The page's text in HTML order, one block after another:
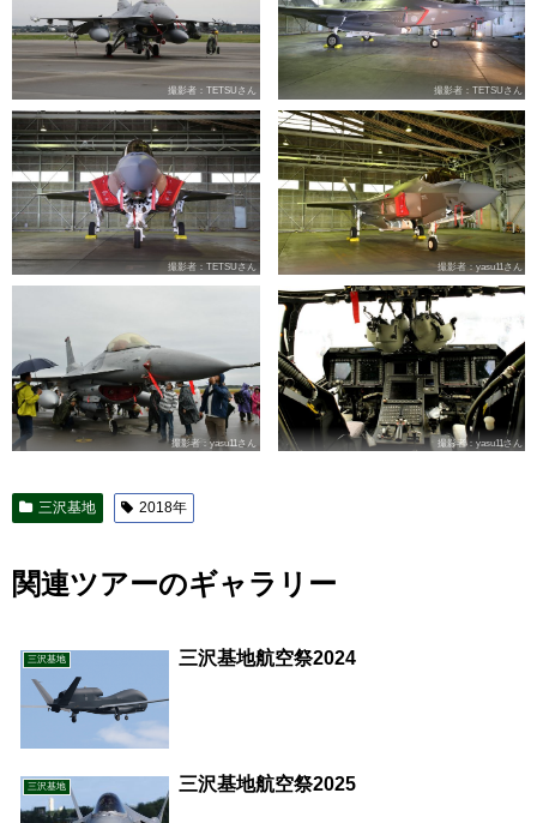
撮影者：TETSUさん 撮影者：TETSUさん
撮影者：TETSUさん 撮影者：yasu11さん
撮影者：yasu11さん 撮影者：yasu11さん
三沢基地 2018年
関連ツアーのギャラリー
三沢基地 三沢基地航空祭2024
三沢基地 三沢基地航空祭2025